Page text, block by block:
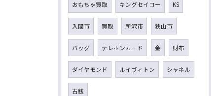
おもちゃ買取 キングセイコー KS
入間市 買取 所沢市 狭山市
バッグ テレホンカード 金 財布
ダイヤモンド ルイヴィトン シャネル
古銭